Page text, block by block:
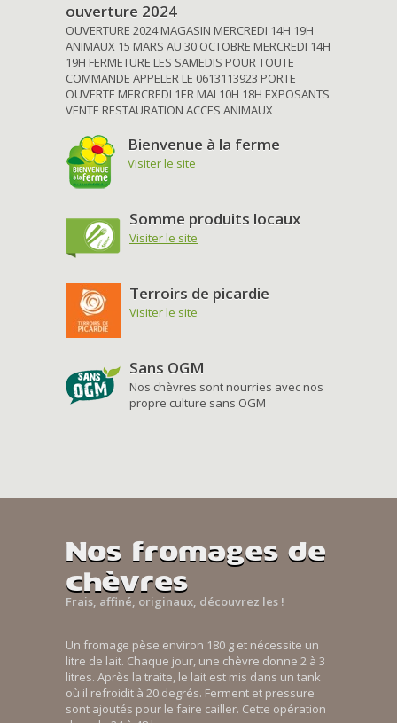
ouverture 2024
OUVERTURE 2024 MAGASIN MERCREDI 14H 19H
ANIMAUX 15 MARS AU 30 OCTOBRE MERCREDI 14H
19H FERMETURE LES SAMEDIS POUR TOUTE
COMMANDE APPELER LE 0613113923 PORTE
OUVERTE MERCREDI 1ER MAI 10H 18H EXPOSANTS
VENTE RESTAURATION ACCES ANIMAUX
Bienvenue à la ferme
Visiter le site
Somme produits locaux
Visiter le site
Terroirs de picardie
Visiter le site
Sans OGM
Nos chèvres sont nourries avec nos
propre culture sans OGM
Nos fromages de
chèvres
Frais, affiné, originaux, découvrez les !
Un fromage pèse environ 180 g et nécessite un
litre de lait. Chaque jour, une chèvre donne 2 à 3
litres. Après la traite, le lait est mis dans un tank
où il refroidit à 20 degrés. Ferment et pressure
sont ajoutés pour le faire cailler. Cette opération